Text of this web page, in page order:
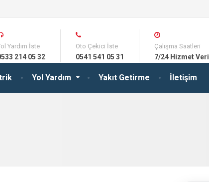
Yol Yardım Yakıt Getirme İletişim
Yardım İste
214 05 32
Oto Çekici İste
0541 541 05 31
Çalışma Saatleri
7/24 Hizmet